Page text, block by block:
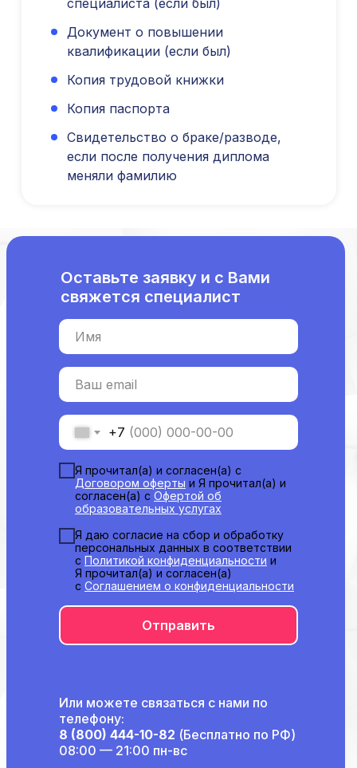
специалиста (если был)
Документ о повышении
квалификации (если был)
Копия трудовой книжки
Копия паспорта
Свидетельство о браке/разводе,
если после получения диплома
меняли фамилию
Имя
Ваш email
+7
Я прочитал(а) и согласен(а) с
Договором оферты и Я прочитал(а) и
согласен(а) с Офертой об
образовательных услугах
Я даю согласие на сбор и обработку
персональных данных в соответствии
с Политикой конфиденциальности и
Я прочитал(а) и согласен(а)
с Соглашением о конфиденциальности
Отправить
Оставьте заявку и с Вами
свяжется специалист
Или можете связаться с нами по
телефону:
8 (800) 444-10-82 (Бесплатно по РФ)
08:00 — 21:00 пн-вс
Общество с Ограниченной Ответственностью
«Международный Центр Медицинского
и Фармацевтического Образования»
Новые курсы
Эндокринология
О нашем центре
Структура и органы
Аккредитация
Прохождение тестов по клиническим
рекомендациям на портале НМО
Сопровождение первичной
Периодическая аккредитация «под ключ»